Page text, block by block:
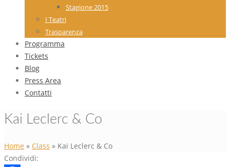
Stagione 2015
I Teatri
Trasparenza
Programma
Tickets
Blog
Press Area
Contatti
Kai Leclerc & Co
Home » Class » Kai Leclerc & Co
Condividi: